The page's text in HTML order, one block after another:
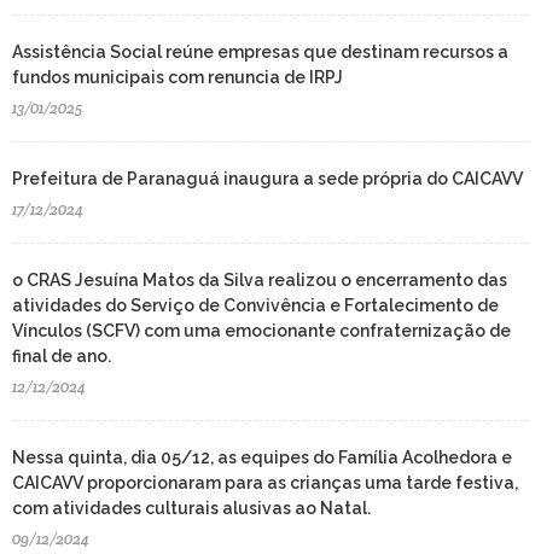
Assistência Social reúne empresas que destinam recursos a
fundos municipais com renuncia de IRPJ
13/01/2025
Prefeitura de Paranaguá inaugura a sede própria do CAICAVV
17/12/2024
o CRAS Jesuína Matos da Silva realizou o encerramento das
atividades do Serviço de Convivência e Fortalecimento de
Vínculos (SCFV) com uma emocionante confraternização de
final de ano.
12/12/2024
Nessa quinta, dia 05/12, as equipes do Família Acolhedora e
CAICAVV proporcionaram para as crianças uma tarde festiva,
com atividades culturais alusivas ao Natal.
09/12/2024